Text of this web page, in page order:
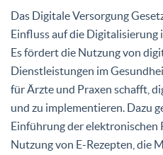
Das Digitale Versorgung
Einfluss auf die
Es fördert die Nutzung von
Dienstleistungen im
für Ärzte und Praxen schafft,
und zu implementieren. Dazu
Einführung der elektronischen
Nutzung von E-Rezepten, die